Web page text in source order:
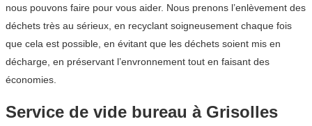
nous pouvons faire pour vous aider. Nous prenons l’enlèvement des
déchets très au sérieux, en recyclant soigneusement chaque fois
que cela est possible, en évitant que les déchets soient mis en
décharge, en préservant l’envronnement tout en faisant des
économies.
Service de vide bureau à Grisolles